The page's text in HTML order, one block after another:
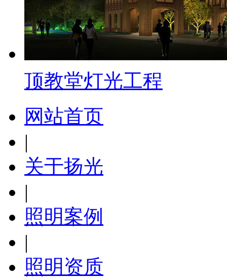
顶教堂灯光工程
网站首页
|
关于扬光
|
照明案例
|
照明资质